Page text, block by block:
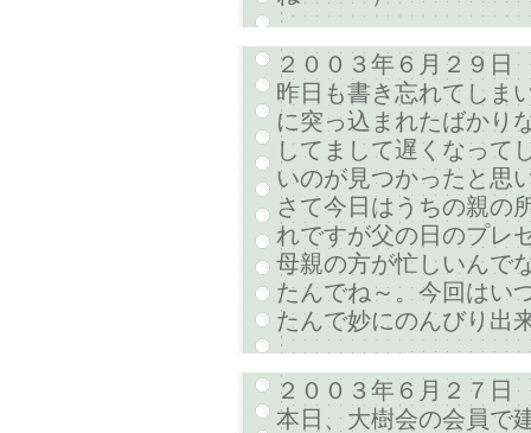
２００３年６月２９日
昨日も書き忘れてしま
に突っ込まれたばかり
してまして遅くなって
いのが見つかったと思
さて今日はうちの親の
れですが父の日のプレ
母親の方が忙しいんで
たんでね～。今回はい
たんで妙にのんびり出
２００３年６月２７日
本日、大樹会の会員で